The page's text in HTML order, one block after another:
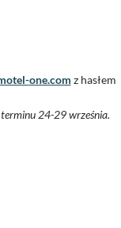
one.com z hasłem
24-29 września.